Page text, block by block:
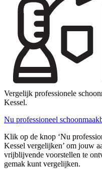
Vergelijk professionele
Kessel.
Nu professioneel
Klik op de knop ‘Nu
Kessel vergelijken’ om jouw
vrijblijvende voorstellen te
gemak kunt vergelijken.